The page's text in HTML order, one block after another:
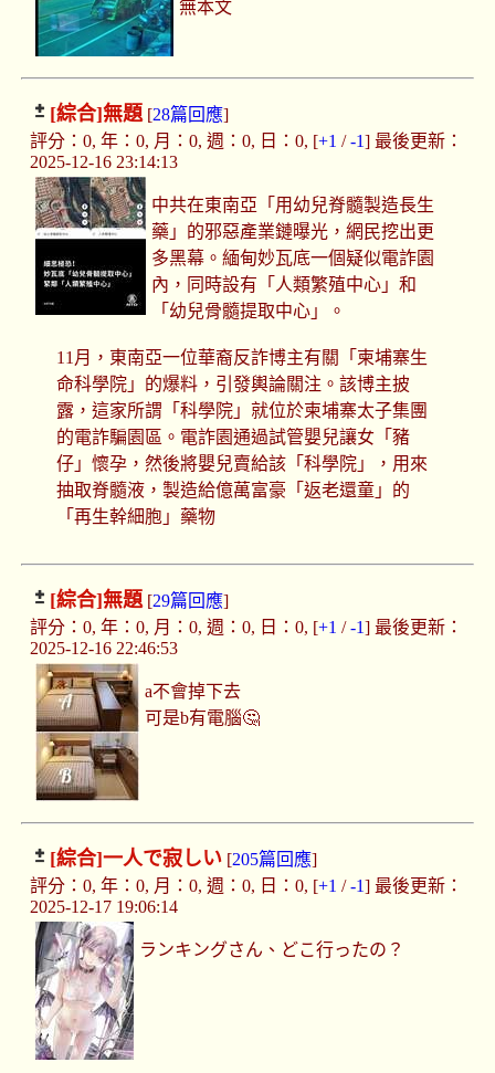
無本文
[綜合]無題[28篇回應]
評分：0, 年：0, 月：0, 週：0, 日：0, [+1 /-1] 最後更新：
2025-12-16 23:14:13
中共在東南亞「用幼兒脊髓製造長生
藥」的邪惡產業鏈曝光，網民挖出更
多黑幕。緬甸妙瓦底一個疑似電詐園
內，同時設有「人類繁殖中心」和
「幼兒骨髓提取中心」。
11月，東南亞一位華裔反詐博主有關「柬埔寨生
命科學院」的爆料，引發輿論關注。該博主披
露，這家所謂「科學院」就位於柬埔寨太子集團
的電詐騙園區。電詐園通過試管嬰兒讓女「豬
仔」懷孕，然後將嬰兒賣給該「科學院」，用來
抽取脊髓液，製造給億萬富豪「返老還童」的
「再生幹細胞」藥物
[綜合]無題[29篇回應]
評分：0, 年：0, 月：0, 週：0, 日：0, [+1 /-1] 最後更新：
2025-12-16 22:46:53
a不會掉下去
可是b有電腦🤔
[綜合]一人で寂しい[205篇回應]
評分：0, 年：0, 月：0, 週：0, 日：0, [+1 /-1] 最後更新：
2025-12-17 19:06:14
ランキングさん、どこ行ったの？